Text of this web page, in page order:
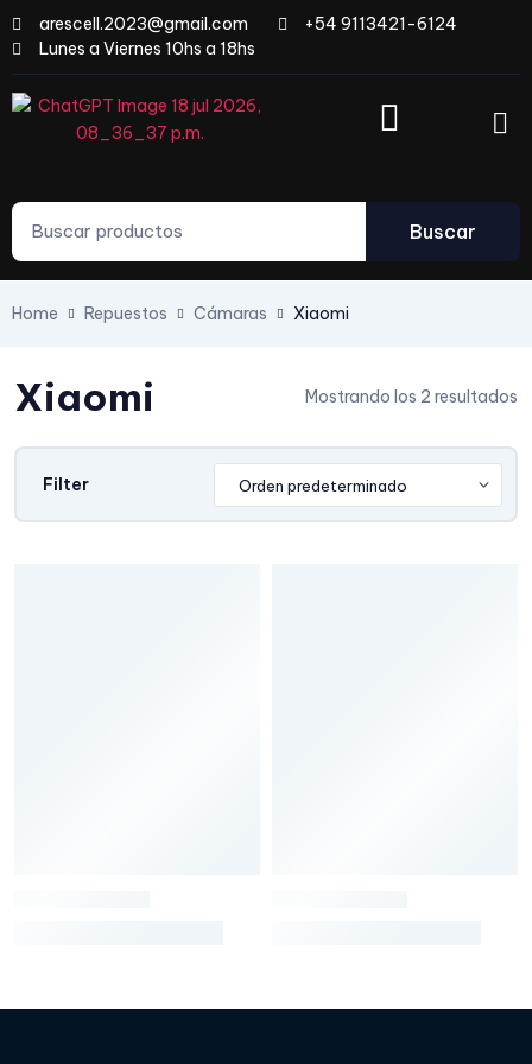
arescell.2023@gmail.com
+54 9113421-6124
Lunes a Viernes 10hs a 18hs
Buscar
Home Repuestos Cámaras Xiaomi
Xiaomi Mostrando los 2 resultados
Filter